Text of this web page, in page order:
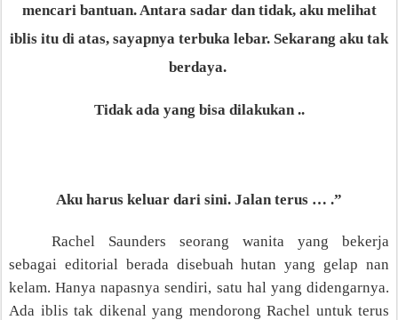
mencari bantuan. Antara sadar dan tidak, aku melihat
iblis itu di atas, sayapnya terbuka lebar. Sekarang aku tak
berdaya.
Tidak ada yang bisa dilakukan ..
Aku harus keluar dari sini. Jalan terus … .”
Rachel Saunders seorang wanita yang bekerja
sebagai editorial berada disebuah hutan yang gelap nan
kelam. Hanya napasnya sendiri, satu hal yang didengarnya.
Ada iblis tak dikenal yang mendorong Rachel untuk terus